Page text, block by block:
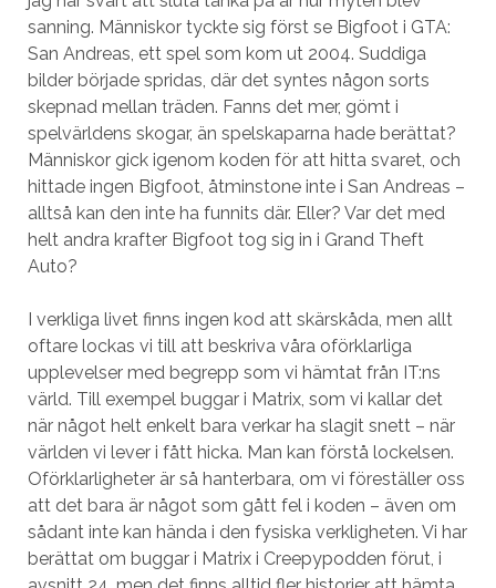
sanning. Människor tyckte sig först se Bigfoot i GTA:
San Andreas, ett spel som kom ut 2004. Suddiga
bilder började spridas, där det syntes någon sorts
skepnad mellan träden. Fanns det mer, gömt i
spelvärldens skogar, än spelskaparna hade berättat?
Människor gick igenom koden för att hitta svaret, och
hittade ingen Bigfoot, åtminstone inte i San Andreas –
alltså kan den inte ha funnits där. Eller? Var det med
helt andra krafter Bigfoot tog sig in i Grand Theft
Auto?
I verkliga livet finns ingen kod att skärskåda, men allt
oftare lockas vi till att beskriva våra oförklarliga
upplevelser med begrepp som vi hämtat från IT:ns
värld. Till exempel buggar i Matrix, som vi kallar det
när något helt enkelt bara verkar ha slagit snett – när
världen vi lever i fått hicka. Man kan förstå lockelsen.
Oförklarligheter är så hanterbara, om vi föreställer oss
att det bara är något som gått fel i koden – även om
sådant inte kan hända i den fysiska verkligheten. Vi har
berättat om buggar i Matrix i Creepypodden förut, i